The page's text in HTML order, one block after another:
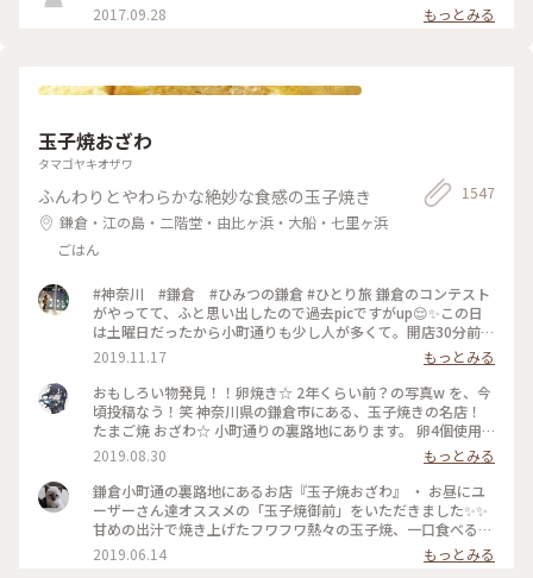
2017.09.28
もっとみる
玉子焼おざわ
タマゴヤキオザワ
ふんわりとやわらかな絶妙な食感の玉子焼き
鎌倉・江の島・二階堂・由比ヶ浜・大船・七里ヶ浜
ごはん
1547
#神奈川 #鎌倉 #ひみつの鎌倉 #ひとり旅 鎌倉のコンテスト
がやってて、ふと思い出したので過去picですがup😌✨この日
は土曜日だったから小町通りも少し人が多くて。開店30分前に
並び始めて、既に前に10人ほどいましたよ〜。運良く1巡目で
入れたので、玉子焼きを注文😎なんともいえない甘さと出汁の
お味と、、、とりあえず美味😂笑！また機会があれば行きたい
なあ。
2019.11.17
もっとみる
おもしろい物発見！！卵焼き☆ 2年くらい前？の写真w を、今
頃投稿なう！笑 神奈川県の鎌倉市にある、玉子焼きの名店！
たまご焼 おざわ☆ 小町通りの裏路地にあります。 卵4個使用
で、砂糖醤油の風味の後に、出汁の風味と旨みが来る感じでし
た！ 口当たりは柔らでした！ 記憶でわ… 開店の11時半前に行
ったのに、長者の列で30分以上待った記憶が… 懐かし～ ま
た、食べに行きたいな～ #神奈川 #鎌倉 #玉子焼き #おざわ #御
膳 #名店 #小町通り #裏 #過去
2019.08.30
もっとみる
鎌倉小町通の裏路地にあるお店『玉子焼おざわ』 ・ お昼にユ
ーザーさん達オススメの「玉子焼御前」をいただきました✨✨
甘めの出汁で焼き上げたフワフワ熱々の玉子焼、一口食べると
旨味がジュワーッと広がります😆 この味は絶対家で再現でき
ない美味しさです🌟 ・ ちなみに、ご飯の上の昆布もいいお
2019.06.14 もっとみる